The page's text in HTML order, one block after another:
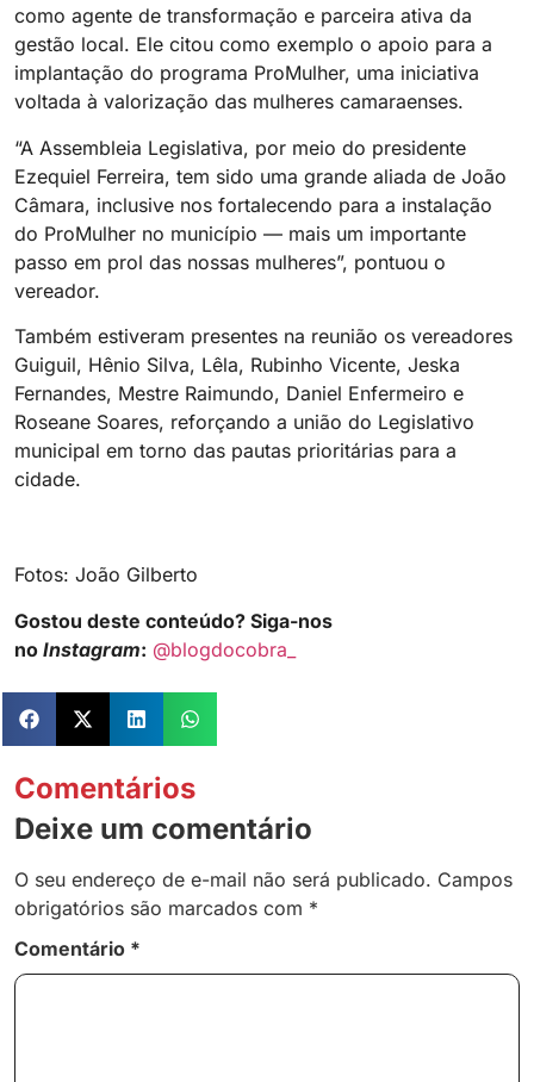
como agente de transformação e parceira ativa da
gestão local. Ele citou como exemplo o apoio para a
implantação do programa ProMulher, uma iniciativa
voltada à valorização das mulheres camaraenses.
“A Assembleia Legislativa, por meio do presidente
Ezequiel Ferreira, tem sido uma grande aliada de João
Câmara, inclusive nos fortalecendo para a instalação
do ProMulher no município — mais um importante
passo em prol das nossas mulheres”, pontuou o
vereador.
Também estiveram presentes na reunião os vereadores
Guiguil, Hênio Silva, Lêla, Rubinho Vicente, Jeska
Fernandes, Mestre Raimundo, Daniel Enfermeiro e
Roseane Soares, reforçando a união do Legislativo
municipal em torno das pautas prioritárias para a
cidade.
Fotos: João Gilberto
Gostou deste conteúdo? Siga-nos
no Instagram: @blogdocobra_
Comentários
Deixe um comentário
O seu endereço de e-mail não será publicado. Campos
obrigatórios são marcados com *
Comentário *